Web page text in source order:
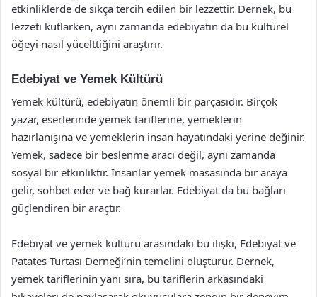
etkinliklerde de sıkça tercih edilen bir lezzettir. Dernek, bu
lezzeti kutlarken, aynı zamanda edebiyatın da bu kültürel
öğeyi nasıl yücelttiğini araştırır.
Edebiyat ve Yemek Kültürü
Yemek kültürü, edebiyatın önemli bir parçasıdır. Birçok
yazar, eserlerinde yemek tariflerine, yemeklerin
hazırlanışına ve yemeklerin insan hayatındaki yerine değinir.
Yemek, sadece bir beslenme aracı değil, aynı zamanda
sosyal bir etkinliktir. İnsanlar yemek masasında bir araya
gelir, sohbet eder ve bağ kurarlar. Edebiyat da bu bağları
güçlendiren bir araçtır.
Edebiyat ve yemek kültürü arasındaki bu ilişki, Edebiyat ve
Patates Turtası Derneği’nin temelini oluşturur. Dernek,
yemek tariflerinin yanı sıra, bu tariflerin arkasındaki